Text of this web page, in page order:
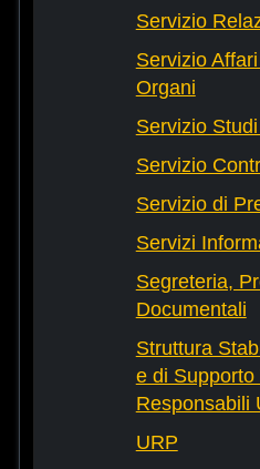
Servizio
Servizio
Organi
Servizio
Servizio
Servizio di
Servizi
Segreteria,
Documentali
Struttura
e di
Responsabili
URP